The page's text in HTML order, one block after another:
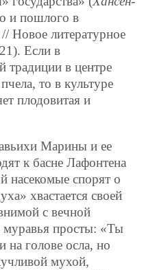
и пошлого в
Новое литературное
Если в
традиции в центре
то в культуре
плодовитая и
Марины и ее
к басне Лафонтена
насекомые спорят о
хвастается своей
с вечной
просты: «Ты
на голове осла, но
мухой,